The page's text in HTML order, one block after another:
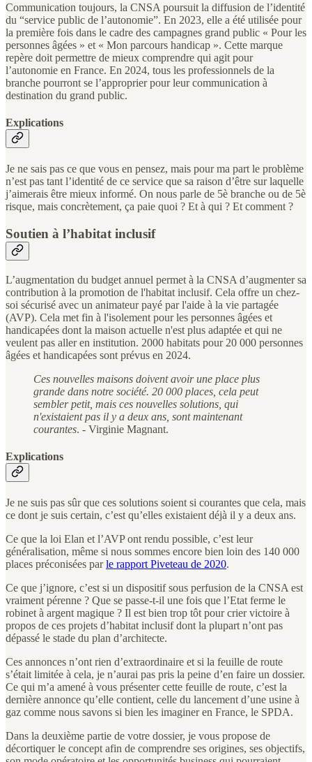
Communication toujours, la CNSA poursuit la diffusion de l’identité
du “service public de l’autonomie”. En 2023, elle a été utilisée pour
la première fois dans le cadre des campagnes grand public « Pour les
personnes âgées » et « Mon parcours handicap ». Cette marque
repère doit permettre de mieux comprendre qui agit pour
l’autonomie en France. En 2024, tous les professionnels de la
branche pourront se l’approprier pour leur communication à
destination du grand public.
Explications
Je ne sais pas ce que vous en pensez, mais pour ma part le problème
n’est pas tant l’identité de ce service que sa raison d’être sur laquelle
j’aimerais être mieux informé. On nous parle de 5è branche ou de 5è
risque, mais concrètement, ça paie quoi ? Et à qui ? Et comment ?
Soutien à l’habitat inclusif
L’augmentation du budget annuel permet à la CNSA d’augmenter sa
contribution à la promotion de l'habitat inclusif. Cela offre un chez-
soi sécurisé avec un animateur payé par l'aide à la vie partagée
(AVP). Cela met fin à l'isolement pour les personnes âgées et
handicapées dont la maison actuelle n'est plus adaptée et qui ne
veulent pas aller en institution. 2000 habitats pour 20 000 personnes
âgées et handicapées sont prévus en 2024.
Ces nouvelles maisons doivent avoir une place plus
grande dans notre société. 20 000 places, cela peut
sembler petit, mais ces nouvelles solutions, qui
n'existaient pas il y a deux ans, sont maintenant
courantes. - Virginie Magnant.
Explications
Je ne suis pas sûr que ces solutions soient si courantes que cela, mais
ce dont je suis certain, c’est qu’elles existaient déjà il y a deux ans.
Ce que la loi Elan et l’AVP ont rendu possible, c’est leur
généralisation, même si nous sommes encore bien loin des 140 000
places préconisées parle rapport Piveteau de 2020.
Ce que j’ignore, c’est si un dispositif sous perfusion de la CNSA est
vraiment pérenne ? Que se passe-t-il une fois que l’Etat ferme le
robinet à argent magique ? Il est bien trop tôt pour crier victoire à
propos de ces projets d’habitat inclusif dont la plupart n’ont pas
dépassé le stade du plan d’architecte.
Ces annonces n’ont rien d’extraordinaire et si la feuille de route
s’était limitée à cela, je n’aurai pas pris la peine d’en faire un dossier.
Ce qui m’a amené à vous présenter cette feuille de route, c’est la
dernière annonce qu’elle contient, celle du lancement d’une usine à
gaz comme nous savons si bien les imaginer en France, le SPDA.
Dans la deuxième partie de votre dossier, je vous propose de
décortiquer le concept afin de comprendre ses origines, ses objectifs,